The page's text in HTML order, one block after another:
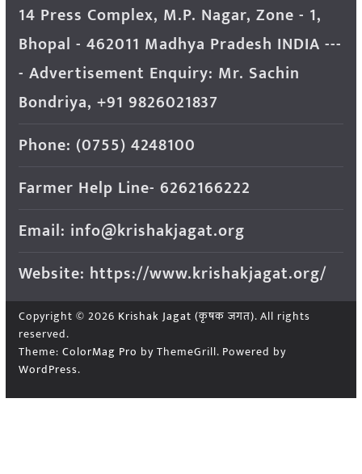
14 Press Complex, M.P. Nagar, Zone - 1,
Bhopal - 462011 Madhya Pradesh INDIA ---
- Advertisement Enquiry: Mr. Sachin
Bondriya, +91 9826021837
Phone: (0755) 4248100
Farmer Help Line- 6262166222
Email: info@krishakjagat.org
Website: https://www.krishakjagat.org/
Copyright © 2026 Krishak Jagat (कृषक जगत). All rights
reserved.
Theme: ColorMag Pro by ThemeGrill. Powered by
WordPress.